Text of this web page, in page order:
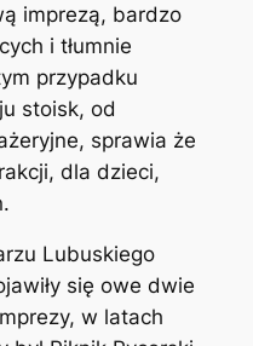
imprezą, bardzo
i tłumnie
przypadku
stoisk, od
sprawia że
dla dzieci,
Lubuskiego
się owe dwie
w latach